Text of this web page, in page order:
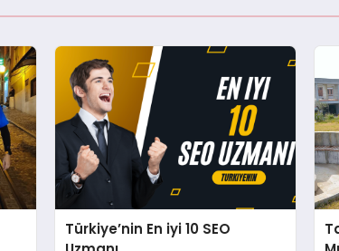
Türkiye’nin En iyi 10 SEO